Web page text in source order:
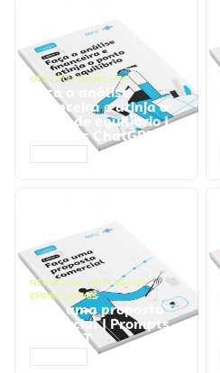
GESTÃO FINANCEIRA
Faça a análise
financeira e atinja o
ponto de equilíbrio |
Prompts ChatGPT
NEGÓCIOS, PROCESSOS
EMPRESARIAIS
Faça uma proposta
comercial | Prompts
ChatGPT